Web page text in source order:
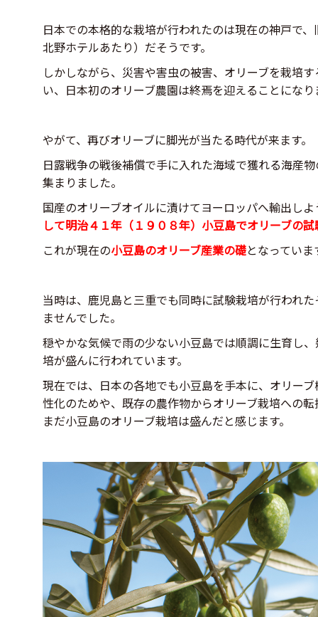
日本での本格的な栽培が行われたのは現在の神戸で
北野ホテルあたり）だそうです。
しかしながら、災害や害虫の被害、オリーブを栽培
い、日本初のオリーブ農園は終焉を迎えることにな
やがて、再びオリーブに脚光が当たる時代が来ます。
日露戦争の戦後補償で手に入れた海域で獲れる海産
集まりました。
国産のオリーブオイルに漬けてヨーロッパへ輸出し
して明治４１年（１９０８年）小豆島でオリーブの
これが現在の小豆島のオリーブ産業の礎となっていま
当時は、鹿児島と三重でも同時に試験栽培が行われ
ませんでした。
穏やかな気候で雨の少ない小豆島では順調に生育し
培が盛んに行われています。
現在では、日本の各地でも小豆島を手本に、オリー
性化のためや、既存の農作物からオリーブ栽培への
まだ小豆島のオリーブ栽培は盛んだと感じます。